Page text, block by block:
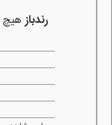
رندبازهیچ